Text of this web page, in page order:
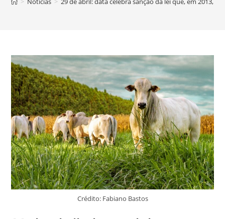
Crédito: Fabiano Bastos